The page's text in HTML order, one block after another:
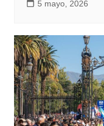
5 mayo, 2026